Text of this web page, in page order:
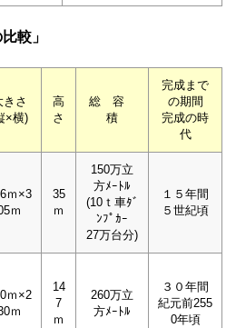
較」
きさ
×横)
高
さ
総 容
積
完成まで
の期間
完成の時
代
ｍ×3
ｍ
35
ｍ
150万立
方ﾒｰﾄﾙ
(10ｔ車ﾀﾞ
ﾝﾌﾟｶｰ
27万台分)
１５年間
５世紀頃
ｍ×2
ｍ
14
7
ｍ
260万立
方ﾒｰﾄﾙ
３０年間
紀元前255
0年頃